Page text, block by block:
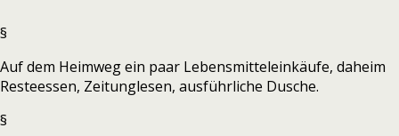
§
Auf dem Heimweg ein paar Lebensmitteleinkäufe, daheim
Resteessen, Zeitunglesen, ausführliche Dusche.
§